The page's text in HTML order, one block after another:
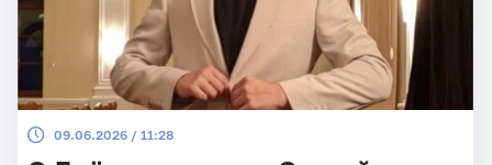
09.06.2026 / 11:28